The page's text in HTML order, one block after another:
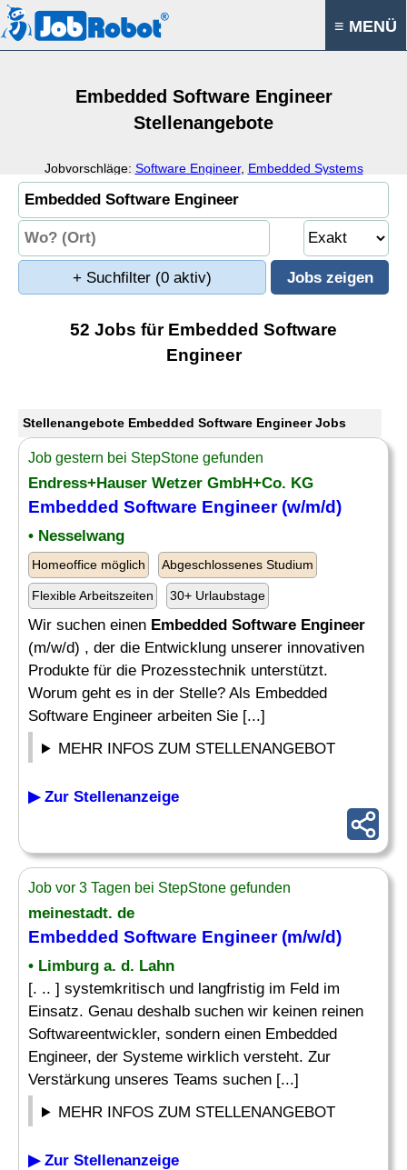
≡ MENÜ
Embedded Software Engineer
Stellenangebote
Jobvorschläge: Software Engineer, Embedded Systems
Engineer,Firmware Engineer,Embedded Systems Entwickler
+ Suchfilter (0 aktiv)
52 Jobs für Embedded Software
Engineer
Stellenangebote Embedded Software Engineer Jobs
Job gestern bei StepStone gefunden
Endress+Hauser Wetzer GmbH+Co. KG
Embedded Software Engineer(w/m/d)
• Nesselwang
Homeoffice möglich Abgeschlossenes Studium
Flexible Arbeitszeiten 30+ Urlaubstage
Wir suchen einen Embedded Software Engineer
(m/w/d) , der die Entwicklung unserer innovativen
Produkte für die Prozesstechnik unterstützt.
Worum geht es in der Stelle? Als Embedded
Software Engineer arbeiten Sie [...]
MEHR INFOS ZUM STELLENANGEBOT
▶ Zur Stellenanzeige
Job vor 3 Tagen bei StepStone gefunden
meinestadt. de
Embedded Software Engineer(m/w/d)
• Limburg a. d. Lahn
[. .. ] systemkritisch und langfristig im Feld im
Einsatz. Genau deshalb suchen wir keinen reinen
Softwareentwickler, sondern einen Embedded
Engineer, der Systeme wirklich versteht. Zur
Verstärkung unseres Teams suchen [...]
MEHR INFOS ZUM STELLENANGEBOT
▶ Zur Stellenanzeige